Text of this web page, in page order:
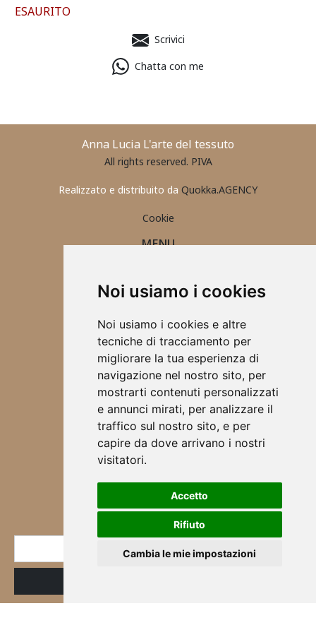
Noi usiamo i cookies
Noi usiamo i cookies e altre
tecniche di tracciamento per
migliorare la tua esperienza di
navigazione nel nostro sito, per
mostrarti contenuti personalizzati
e annunci mirati, per analizzare il
traffico sul nostro sito, e per
capire da dove arrivano i nostri
visitatori.
Accetto
Rifiuto
Cambia le mie impostazioni
ESAURITO
Scrivici
Chatta con me
Anna Lucia L'arte del tessuto
All rights reserved. PIVA
Realizzato e distribuito da Quokka.AGENCY
Cookie
MENU
CONTATTI
ABBIGLIAMENTO 2025
TOVAGLIETTE ALL'AMERICANA
SCRUNCHIES
CHI SONO
DESIGN
BORSE
ABBIGLIAMENTO
SCALDA COLLO
SCIARPE
CORSI & WORKSHOP
NEWSLETTER
* E-mail
alla